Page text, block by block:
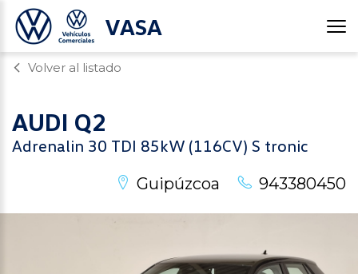
VASA
Volver al listado
AUDI Q2
Adrenalin 30 TDI 85kW (116CV) S tronic
Guipúzcoa
943380450